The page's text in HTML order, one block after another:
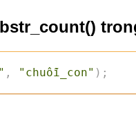
, "chuỗi_con" ) ;